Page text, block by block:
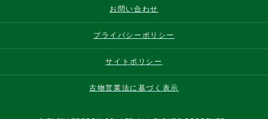
お問い合わせ
プライバシーポリシー
サイトポリシー
古物営業法に基づく表示